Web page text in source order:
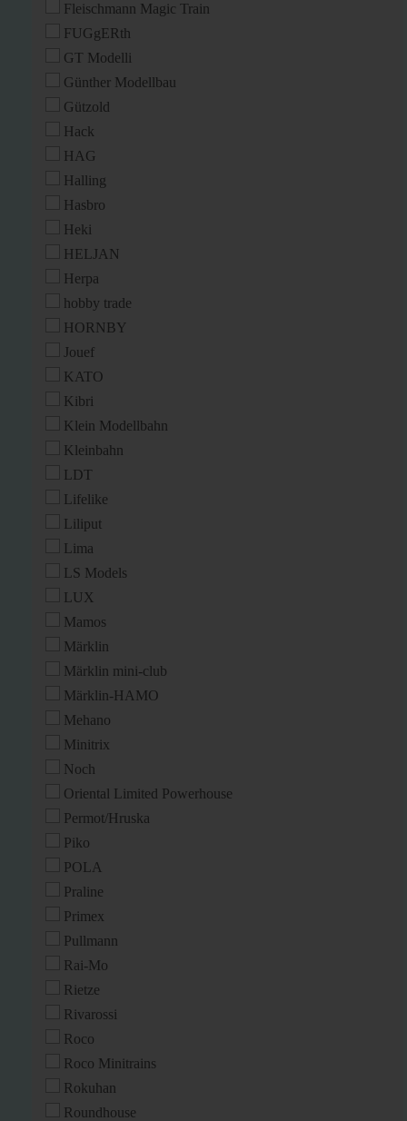
Fleischmann Magic Train
FUGgERth
GT Modelli
Günther Modellbau
Gützold
Hack
HAG
Halling
Hasbro
Heki
HELJAN
Herpa
hobby trade
HORNBY
Jouef
KATO
Kibri
Klein Modellbahn
Kleinbahn
LDT
Lifelike
Liliput
Lima
LS Models
LUX
Mamos
Märklin
Märklin mini-club
Märklin-HAMO
Mehano
Minitrix
Noch
Oriental Limited Powerhouse
Permot/Hruska
Piko
POLA
Praline
Primex
Pullmann
Rai-Mo
Rietze
Rivarossi
Roco
Roco Minitrains
Rokuhan
Roundhouse